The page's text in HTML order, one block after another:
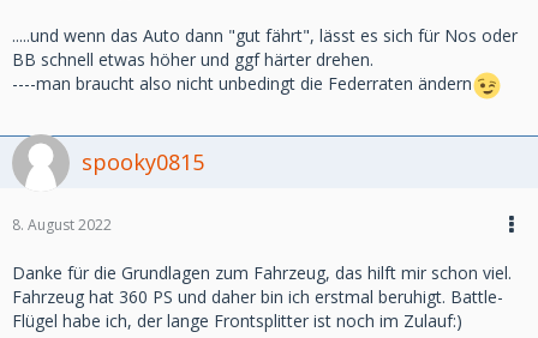
.....und wenn das Auto dann "gut fährt", lässt es sich für Nos oder
BB schnell etwas höher und ggf härter drehen.
----man braucht also nicht unbedingt die Federraten ändern
spooky0815
8. August 2022
Danke für die Grundlagen zum Fahrzeug, das hilft mir schon viel.
Fahrzeug hat 360 PS und daher bin ich erstmal beruhigt. Battle-
Flügel habe ich, der lange Frontsplitter ist noch im Zulauf:)